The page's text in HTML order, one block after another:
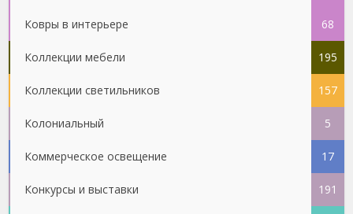
Ковры в интерьере 68
Коллекции мебели 195
Коллекции светильников 157
Колониальный 5
Коммерческое освещение 17
Конкурсы и выставки 191